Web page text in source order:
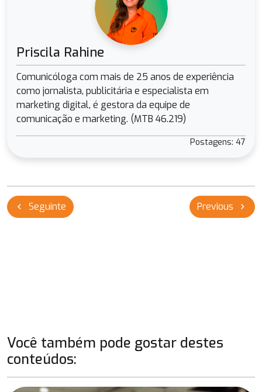
Priscila Rahine
Comunicóloga com mais de 25 anos de experiência
como jornalista, publicitária e especialista em
marketing digital, é gestora da equipe de
comunicação e marketing. (MTB 46.219)
Postagens: 47
Navegação
de
Previous chevron_right
chevron_left Seguinte
Você também pode gostar destes
conteúdos: